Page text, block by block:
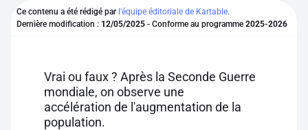
Se connecter
Pour profiter de 10 contenus offerts.
Ce contenu a été rédigé par l'équipe éditoriale de Kartable.
Dernière modification : 12/05/2025 - Conforme au programme 2025-2026
Vrai ou faux ? Après la Seconde Guerre
mondiale, on observe une
accélération de l'augmentation de la
population.